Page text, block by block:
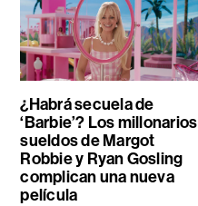
¿Habrá secuela de
‘Barbie’? Los millonarios
sueldos de Margot
Robbie y Ryan Gosling
complican una nueva
película